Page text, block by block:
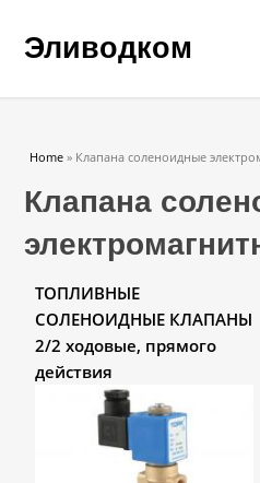
Эливодком
You are here
Home » Клапана соленоидные
Клапана
ТОПЛИВНЫЕ
СОЛЕНОИДНЫЕ КЛАПАНЫ
2/2 ходовые, прямого
действия